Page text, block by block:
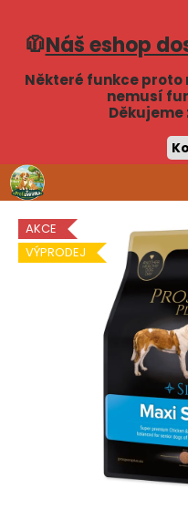
🧥Náš eshop
Některé funkce
nemusí
Přejít
na
obsah
AKCE
VÝPRODEJ
Zpět
Zpět
o
t
ř
e
b